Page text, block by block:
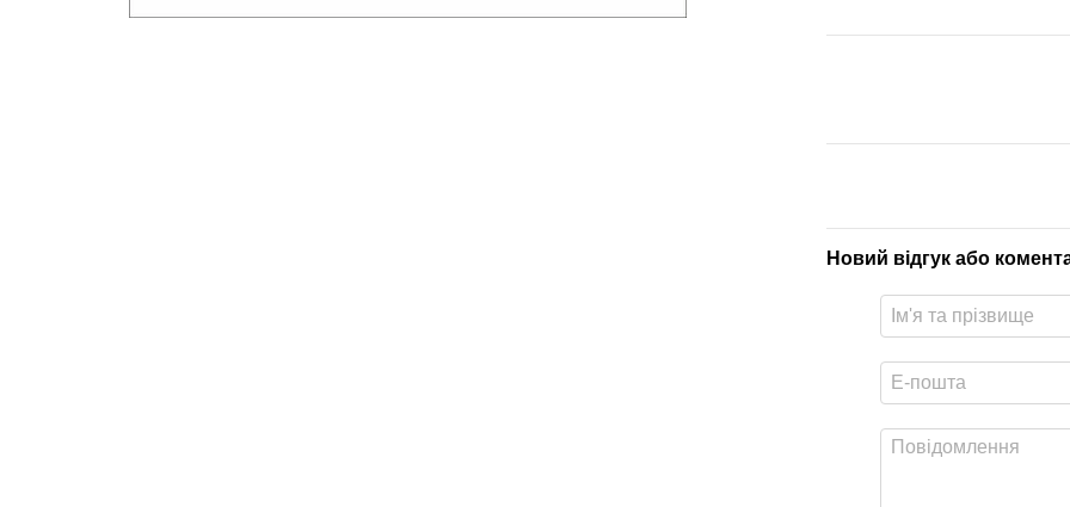
Новий відгук або